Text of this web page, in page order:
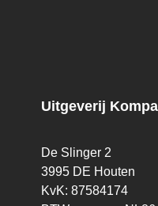
Uitgeverij
De Slinger 2
3995 DE Houten
KvK: 87584174